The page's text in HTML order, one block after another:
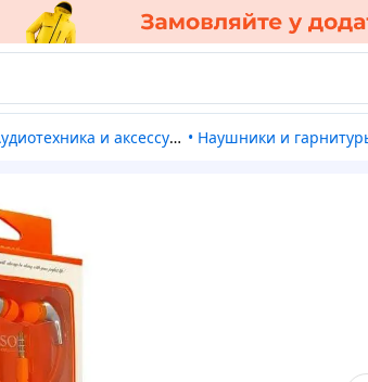
Аудиотехника и аксессуары • Наушники и